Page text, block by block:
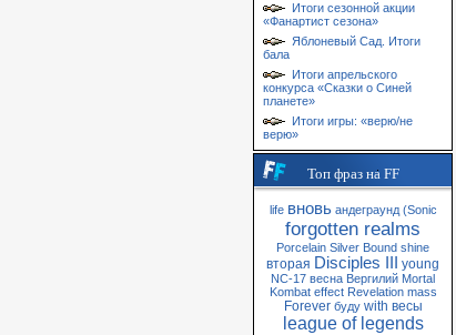
Итоги сезонной акции
«Фанартист сезона»
Яблоневый Сад. Итоги
бала
Итоги апрельского
конкурса «Сказки о Синей
планете»
Итоги игры: «верю/не
верю»
Топ фраз на FF
life вновь андеграунд (Sonic
forgotten realms
Porcelain Silver Bound shine
вторая Disciples III young
NC-17 весна Вергилий Mortal
Kombat effect Revelation mass
Forever буду with весы
league of legends